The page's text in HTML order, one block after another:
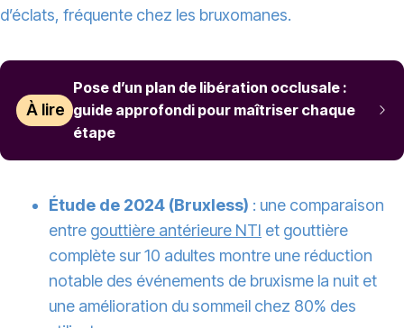
d’éclats, fréquente chez les bruxomanes.
À lire
Pose d’un plan de libération occlusale :
guide approfondi pour maîtriser chaque
étape
Étude de 2024 (Bruxless) : une comparaison
entre gouttière antérieure NTI et gouttière
complète sur 10 adultes montre une réduction
notable des événements de bruxisme la nuit et
une amélioration du sommeil chez 80% des